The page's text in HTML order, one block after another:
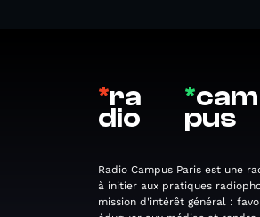
*ra
dio
*cam
pus
Radio Campus Paris est une
à initier aux pratiques
mission d'intérêt général :